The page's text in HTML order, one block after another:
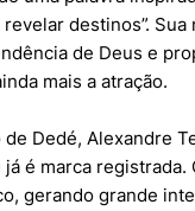
destinos”.
de Deus e
mais a atração.
de Dedé, Alexandre
é marca registrada.
gerando grande